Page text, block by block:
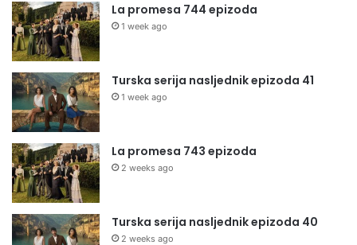
La promesa 744 epizoda
1 week ago
Turska serija nasljednik epizoda 41
1 week ago
La promesa 743 epizoda
2 weeks ago
Turska serija nasljednik epizoda 40
2 weeks ago